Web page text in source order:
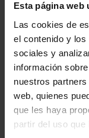
Esta página web
Las cookies de
el contenido y
sociales y
información
nuestros
web, quienes
que les haya
partir del uso
ORDENAR POR: